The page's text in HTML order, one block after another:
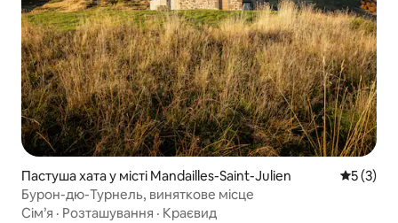
Пастуша хата у місті Mandailles-Saint-Julien Середня
5 (3)
Бурон-дю-Турнель, виняткове місце
Сім’я · Розташування · Краєвид